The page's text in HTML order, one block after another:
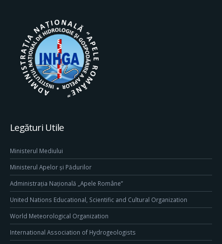
Legături Utile
Ministerul Mediului
Ministerul Apelor și Pădurilor
Administrația Națională „Apele Române”
United Nations Educational, Scientific and Cultural Organization
World Meteorological Organization
International Association of Hydrogeologists